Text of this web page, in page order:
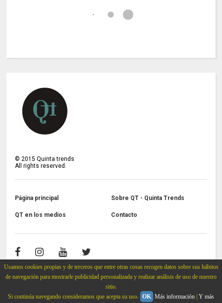
Usamos cookies propias y de terceros que entre otras cosas recogen datos sobre sus hábitos
de navegación para mostrarle publicidad personalizada y realizar análisis de uso de nuestro
sitio.
Si continúa navegando consideramos que acepta su uso. OK Más información Y más
© 2015 Quinta trends
All rights reserved.
Página principal Sobre QT - Quinta Trends
QT en los medios Contacto